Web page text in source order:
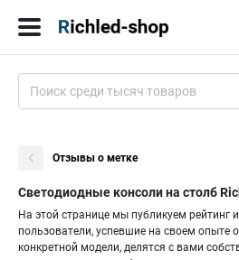
Отзывы о метке
Светодиодные консоли на столб
На этой странице мы публикуем рейтинг
пользователи, успевшие на своем опыте
конкретной модели, делятся с вами